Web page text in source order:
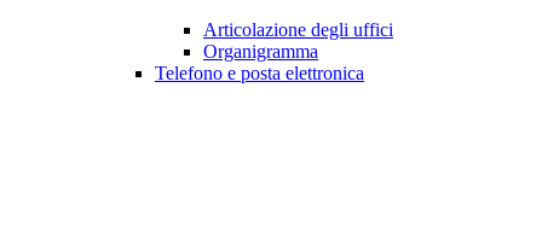
Articolazione degli uffici
Organigramma
Telefono e posta elettronica